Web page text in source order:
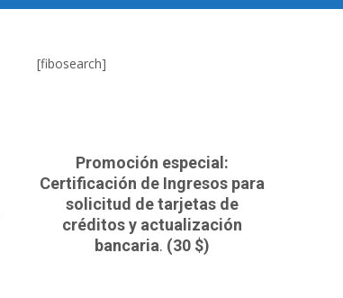
[fibosearch]
Promoción especial:
Certificación de Ingresos para
solicitud de tarjetas de
créditos y actualización
bancaria. (30 $)